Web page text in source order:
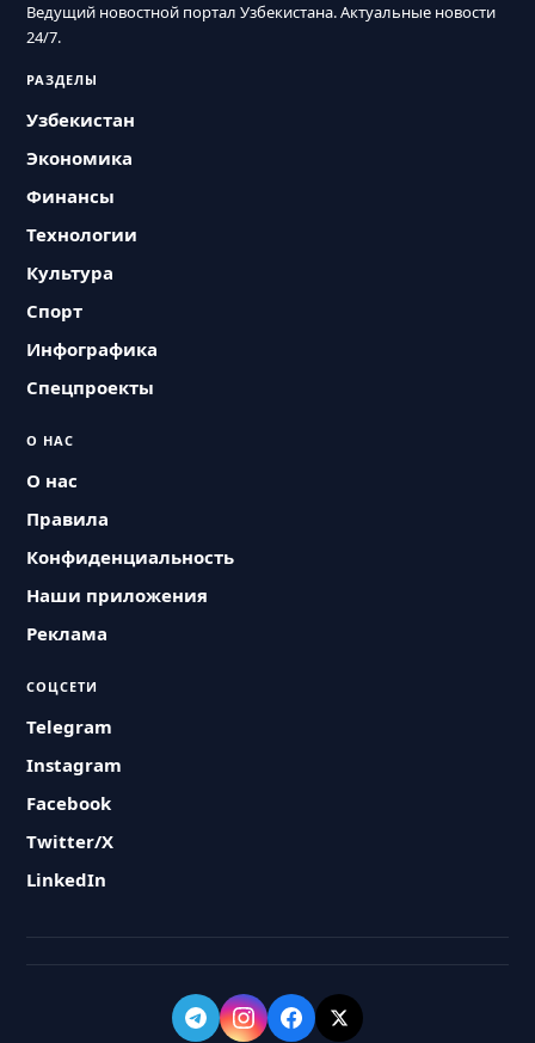
Ведущий новостной портал Узбекистана. Актуальные новости
24/7.
РАЗДЕЛЫ
Узбекистан
Экономика
Финансы
Технологии
Культура
Спорт
Инфографика
Спецпроекты
О НАС
О нас
Правила
Конфиденциальность
Наши приложения
Реклама
СОЦСЕТИ
Telegram
Instagram
Facebook
Twitter/X
LinkedIn